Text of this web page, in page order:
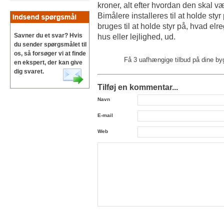
Savner du et svar? Hvis
du sender spørgsmålet til
os, så forsøger vi at finde
en ekspert, der kan give
dig svaret.
kroner, alt efter hvordan den skal
Bimålere installeres til at holde
bruges til at holde styr på, hvad
hus eller lejlighed, ud.
Få 3 uafhængige tilbud på dine
Tilføj en kommentar...
Navn
E-mail
Web